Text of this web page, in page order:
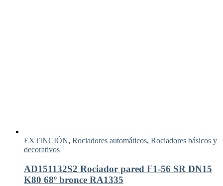
EXTINCIÓN, Rociadores automáticos, Rociadores básicos y
decorativos
AD151132S2 Rociador pared F1-56 SR DN15
K80 68º bronce RA1335